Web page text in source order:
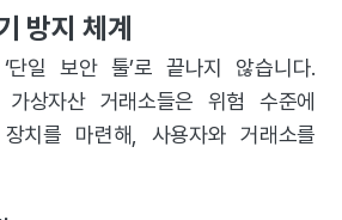
방지 체계
일 보안 툴’로 끝나지 않습니다.
상자산 거래소들은 위험 수준에
치를 마련해, 사용자와 거래소를